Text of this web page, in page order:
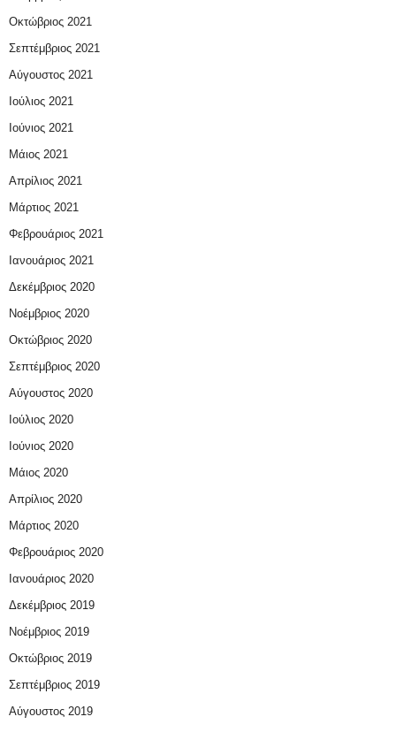
Οκτώβριος 2021
Σεπτέμβριος 2021
Αύγουστος 2021
Ιούλιος 2021
Ιούνιος 2021
Μάιος 2021
Απρίλιος 2021
Μάρτιος 2021
Φεβρουάριος 2021
Ιανουάριος 2021
Δεκέμβριος 2020
Νοέμβριος 2020
Οκτώβριος 2020
Σεπτέμβριος 2020
Αύγουστος 2020
Ιούλιος 2020
Ιούνιος 2020
Μάιος 2020
Απρίλιος 2020
Μάρτιος 2020
Φεβρουάριος 2020
Ιανουάριος 2020
Δεκέμβριος 2019
Νοέμβριος 2019
Οκτώβριος 2019
Σεπτέμβριος 2019
Αύγουστος 2019